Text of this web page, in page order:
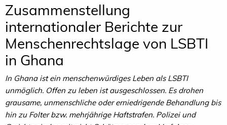
Zusammenstellung
internationaler Berichte zur
Menschenrechtslage von LSBTI
in Ghana
In Ghana ist ein menschenwürdiges Leben als LSBTI
unmöglich. Offen zu leben ist ausgeschlossen. Es drohen
grausame, unmenschliche oder erniedrigende Behandlung bis
hin zu Folter bzw. mehrjährige Haftstrafen. Polizei und